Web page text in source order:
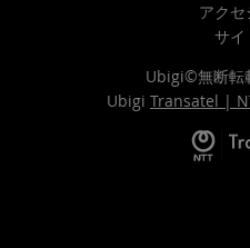
アクセ
サイ
Ubigi©無断転
Ubigi Transatel |